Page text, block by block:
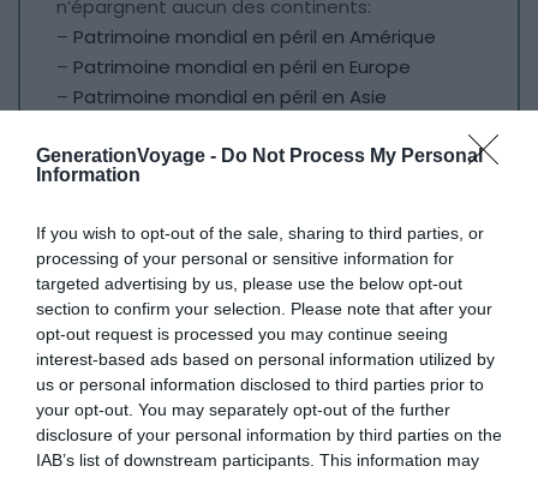
GenerationVoyage - Do Not Process My Personal
Information
If you wish to opt-out of the sale, sharing to third parties, or
processing of your personal or sensitive information for
targeted advertising by us, please use the below opt-out
section to confirm your selection. Please note that after your
opt-out request is processed you may continue seeing
interest-based ads based on personal information utilized by
us or personal information disclosed to third parties prior to
your opt-out. You may separately opt-out of the further
disclosure of your personal information by third parties on the
IAB’s list of downstream participants. This information may
n’épargnent aucun des continents:
– Patrimoine mondial en péril en Amérique
– Patrimoine mondial en péril en Europe
– Patrimoine mondial en péril en Asie
Si certains endroits sur Terre sont totalement délaissés,
un peu de volonté et une conscience collective.
L’intervention des drones pour reconstituer les
monuments détruits ou endommagés est notamment
une preuve que l’Homme ne sait pas seulement détruire,
même dans des lieux où dominent la guerre commeau
Moyen-Orient .
Crédit photo principale :Wikimédia – Holger.Ellgaard